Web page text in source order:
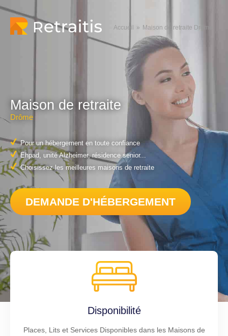
Accueil Maison de retraite Drôme
Maison de retraite
Drôme
Pour un hébergement en toute confiance
Ehpad, unité Alzheimer, résidence senior...
Choisissez les meilleures maisons de retraite
DEMANDE D'HÉBERGEMENT
Disponibilité
Places, Lits et Services Disponibles dans les Maisons de